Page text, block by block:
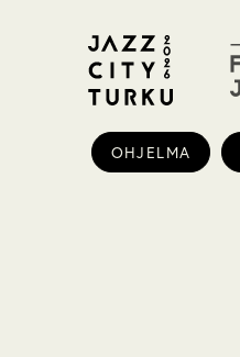
OHJELMA